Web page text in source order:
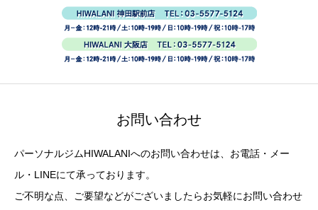
お問い合わせ
パーソナルジムHIWALANIへのお問い合わせは、お電話・メー
ル・LINEにて承っております。
ご不明な点、ご要望などがございましたらお気軽にお問い合わせ